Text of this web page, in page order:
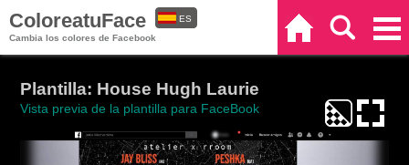
ColoreatuFace
Cambia los colores de Facebook
ES
Plantilla: House Hugh Laurie
Vista previa de la plantilla para FaceBook